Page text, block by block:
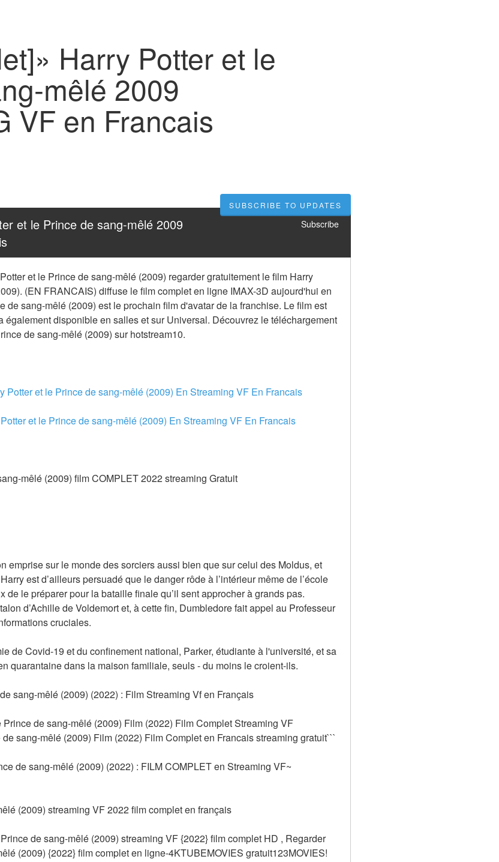
Harry Potter et le
mêlé 2009
VF en Francais
SUBSCRIBE TO UPDATES
et le Prince de sang-mêlé 2009
Subscribe
et le Prince de sang-mêlé (2009) regarder gratuitement le film Harry
(EN FRANCAIS) diffuse le film complet en ligne IMAX-3D aujourd'hui en
de sang-mêlé (2009) est le prochain film d'avatar de la franchise. Le film est
également disponible en salles et sur Universal. Découvrez le téléchargement
de sang-mêlé (2009) sur hotstream10.
Potter et le Prince de sang-mêlé (2009) En Streaming VF En Francais
et le Prince de sang-mêlé (2009) En Streaming VF En Francais
mêlé (2009) film COMPLET 2022 streaming Gratuit
emprise sur le monde des sorciers aussi bien que sur celui des Moldus, et
est d’ailleurs persuadé que le danger rôde à l’intérieur même de l’école
de le préparer pour la bataille finale qu’il sent approcher à grands pas.
d’Achille de Voldemort et, à cette fin, Dumbledore fait appel au Professeur
cruciales.
de Covid-19 et du confinement national, Parker, étudiante à l'université, et sa
quarantaine dans la maison familiale, seuls - du moins le croient-ils.
sang-mêlé (2009) (2022) : Film Streaming Vf en Français
de sang-mêlé (2009) Film (2022) Film Complet Streaming VF
sang-mêlé (2009) Film (2022) Film Complet en Francais streaming gratuit```
de sang-mêlé (2009) (2022) : FILM COMPLET en Streaming VF~
(2009) streaming VF 2022 film complet en français
de sang-mêlé (2009) streaming VF {2022} film complet HD , Regarder
(2009) {2022} film complet en ligne-4KTUBEMOVIES gratuit123MOVIES!